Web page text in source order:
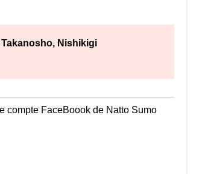
Nishikigi
compte FaceBoook de Natto Sumo